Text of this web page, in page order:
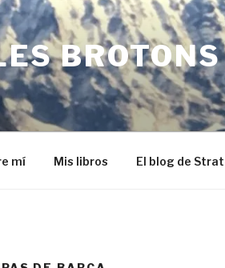
BROTONS
mí Mis libros El blog de